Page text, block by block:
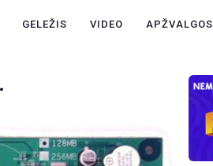
GELEŽIS VIDEO APŽVALGOS